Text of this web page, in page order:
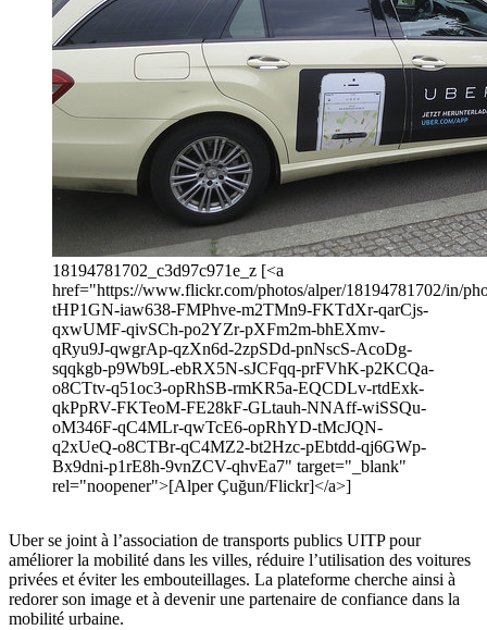
18194781702_c3d97c971e_z [<a
href="https://www.flickr.com/photos/alper/18194781702/in/
tHP1GN-iaw638-FMPhve-m2TMn9-FKTdXr-qarCjs-
qxwUMF-qivSCh-po2YZr-pXFm2m-bhEXmv-
qRyu9J-qwgrAp-qzXn6d-2zpSDd-pnNscS-AcoDg-
sqqkgb-p9Wb9L-ebRX5N-sJCFqq-prFVhK-p2KCQa-
o8CTtv-q51oc3-opRhSB-rmKR5a-EQCDLv-rtdExk-
qkPpRV-FKTeoM-FE28kF-GLtauh-NNAff-wiSSQu-
oM346F-qC4MLr-qwTcE6-opRhYD-tMcJQN-
q2xUeQ-o8CTBr-qC4MZ2-bt2Hzc-pEbtdd-qj6GWp-
Bx9dni-p1rE8h-9vnZCV-qhvEa7" target="_blank"
rel="noopener">[Alper Çuğun/Flickr]</a>]
Uber se joint à l’association de transports publics UITP pour
améliorer la mobilité dans les villes, réduire l’utilisation des voitures
privées et éviter les embouteillages. La plateforme cherche ainsi à
redorer son image et à devenir une partenaire de confiance dans la
mobilité urbaine.